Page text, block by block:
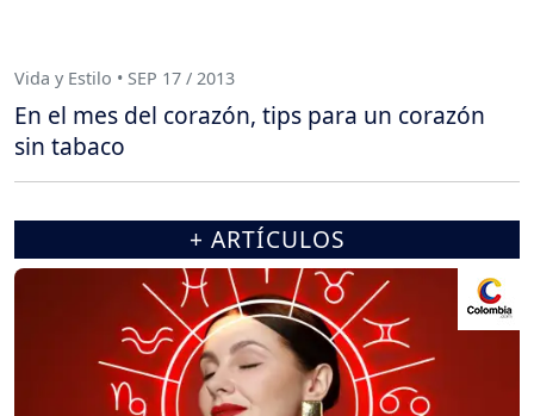
Vida y Estilo • SEP 17 / 2013
En el mes del corazón, tips para un corazón
sin tabaco
+ ARTÍCULOS